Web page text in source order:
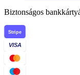
Biztonságos
Stripe
VISA